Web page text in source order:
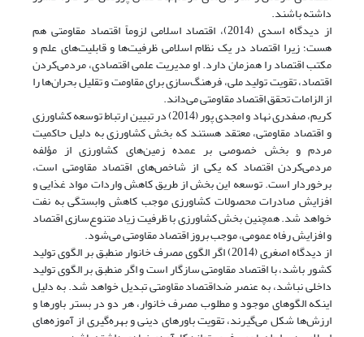
داشته باشند.
از دیدگاه اسدی (2014)، اقتصاد اسلامی لزوماً اقتصاد مقاومتی هم
هست؛ زیرا اقتصاد در یک نظام اسلامی ظرفیت‌ها و قابلیت‌های علم و
مکتب اقتصاد را همزمان دارد. او مدیریت علمی اقتصادی، مردمی‌کردن
اقتصاد، تقویت تولید ملی، فرهنگ‌سازی برای مقاومت و تقلیل بحران‌ها را
از الزامات تحقق اقتصاد مقاومتی می‌داند.
کریم، صفدری نهاد و امجدی پور (2014) در تبیین ارتباط توسعه کشاورزی
و اقتصاد مقاومتی، معتقد هستند که بخش کشاورزی به دلیل حاکمیت
مردم و بخش خصوصی بر عمده زمین‌های کشاورزی از مؤلفه
مردمی‌کردن اقتصاد که یکی از شاخص‌های اقتصاد مقاومتی است،
برخوردار است. توسعه این بخش از طریق کاهش واردات مواد غذایی و
افزایش صادرات محصولات کشاورزی موجب کاهش وابستگی به نفت
خواهد شد. همچنین بخش کشاورزی با ظرفیت زیاد متنوع‌سازی اقتصاد
و افزایش رفاه عمومی، موجب بروز اقتصاد مقاومتی می‌شود.
از دیدگاه اصغری (2014) اگر الگوی مصرف خانوار منطبق بر الگوی تولید
کشور باشد، با اقتصاد مقاومتی سازگار است و اگر منطبق بر الگوی تولید
داخلی نباشد، به عنصر ضد‌اقتصاد مقاومتی تبدیل خواهد شد. به دلیل
اینکه الگوهای موجود و مطلوب مصرف خانوار، هر دو در بستر باورها و
ارزش‌ها شکل می‌گیرند، تقویت باورهای دینی و بهره‌گیری از آموزه‌های